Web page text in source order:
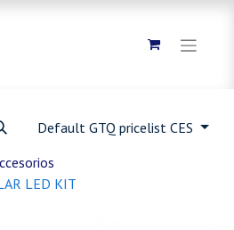
Default GTQ pricelist CES
LED KIT